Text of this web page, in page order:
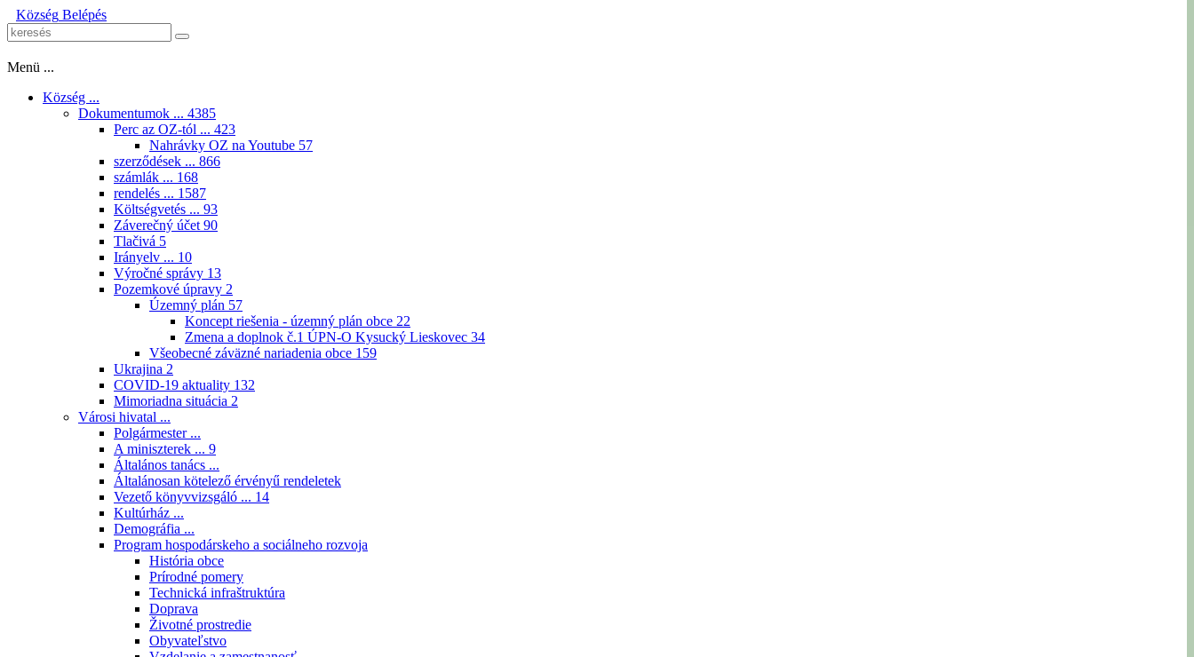
Község Belépés
Menü ...
Község ...
Dokumentumok ... 4385
Perc az OZ-tól ... 423
Nahrávky OZ na Youtube 57
szerződések ... 866
számlák ... 168
rendelés ... 1587
Költségvetés ... 93
Záverečný účet 90
Tlačivá 5
Irányelv ... 10
Výročné správy 13
Pozemkové úpravy 2
Územný plán 57
Koncept riešenia - územný plán obce 22
Zmena a doplnok č.1 ÚPN-O Kysucký Lieskovec 34
Všeobecné záväzné nariadenia obce 159
Ukrajina 2
COVID-19 aktuality 132
Mimoriadna situácia 2
Városi hivatal ...
Polgármester ...
A miniszterek ... 9
Általános tanács ...
Általánosan kötelező érvényű rendeletek
Vezető könyvvizsgáló ... 14
Kultúrház ...
Demográfia ...
Program hospodárskeho a sociálneho rozvoja
História obce
Prírodné pomery
Technická infraštruktúra
Doprava
Životné prostredie
Obyvateľstvo